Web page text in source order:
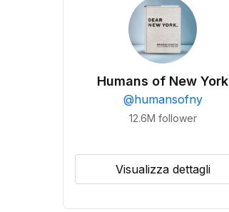
Humans of New York
@humansofny
12.6M follower
Visualizza dettagli